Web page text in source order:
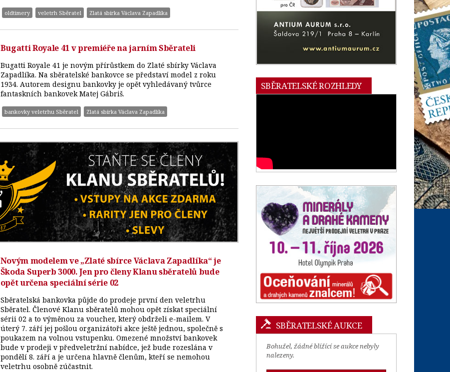
oldtimery veletrh Sběratel Zlatá sbírka Václava Zapadlíka
Bugatti Royale 41 v premiéře na jarním Sběrateli
Bugatti Royale 41 je novým přírůstkem do Zlaté sbírky Václava
Zapadlíka. Na sběratelské bankovce se představí model z roku
1934. Autorem designu bankovky je opět vyhledávaný tvůrce
fantaskních bankovek Matej Gábriš.
bankovky veletrhu Sběratel Zlatá sbírka Václava Zapadlíka
Novým modelem ve „Zlaté sbírce Václava Zapadlíka“ je
Škoda Superb 3000. Jen pro členy Klanu sběratelů bude
opět určena speciální série 02
Sběratelská bankovka půjde do prodeje první den veletrhu
Sběratel. Členové Klanu sběratelů mohou opět získat speciální
sérii 02 a to výměnou za voucher, který obdrželi e-mailem. V
úterý 7. září jej pošlou organizátoři akce ještě jednou, společně s
poukazem na volnou vstupenku. Omezené množství bankovek
bude v prodeji v předveletržní nabídce, jež bude rozeslána v
pondělí 8. září a je určena hlavně členům, kteří se nemohou
veletrhu osobně zúčastnit.
SBĚRATELSKÉ ROZHLEDY
SBĚRATELSKÉ AUKCE
Bohužel, žádné blížící se aukce nebyly
nalezeny.